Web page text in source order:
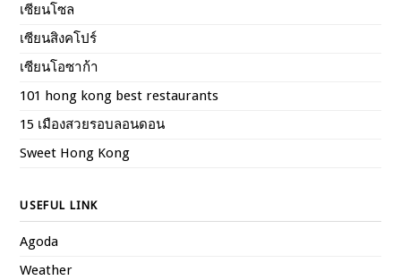
เซียนโซล
เซียนสิงคโปร์
เซียนโอซาก้า
101 hong kong best restaurants
15 เมืองสวยรอบลอนดอน
Sweet Hong Kong
USEFUL LINK
Agoda
Weather